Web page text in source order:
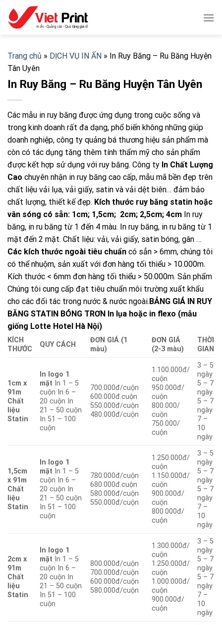
content
Trang chủ » DỊCH VỤ IN ẤN » In Ruy Băng – Ru Băng Huyện
Tân Uyên
In Ruy Băng – Ru Băng Huyện Tân Uyên
Các mẫu in ruy băng được ứng dụng trong cuộc sống và
trong kinh doanh rất đa dạng, phổ biến không những giúp
doanh nghiệp, công ty quảng bá thương hiệu sản phẩm mà
còn có tác dụng tăng thêm tính thẩm mỹ cho sản phẩm
được kết hợp sử dụng với ruy băng. Công ty In Chất Lượng
Cao chuyên nhận in ruy băng cao cấp, mẫu mã bền đẹp trên
chất liệu vải lụa, vải giấy, satin và vải dệt biên… đảm bảo
chất lượng, thiết kế đẹp. Kích thước ruy băng statin hoặc
vân sóng có sẵn: 1cm; 1,5cm; 2cm; 2,5cm; 4cm In ruy
băng, in ru băng từ 1 đến 4 màu. In ruy băng, in ru băng từ 1
mặt đến 2 mặt. Chất liệu: vải, vải giấy, satin bóng, gân …
Các kích thước ngoài tiêu chuẩn có sẳn > 6mm, chúng tôi
có thể nhuộm, sản xuất với đơn hàng tối thiểu > 10.000m.
Kích thước < 6mm đơn hàng tối thiểu > 50.000m. Sản phẩm
Chúng tôi cung cấp đạt tiêu chuẩn môi trường xuất khẩu
cho các đối tác trong nước & nước ngoài.BẢNG GIÁ IN RUY
BĂNG STATIN BÓNG TRƠN In lụa hoặc in flexo (mẫu
giống Lotte Hotel Hà Nội)
KÍCH
THƯỚC
QUY CÁCH
ĐƠN GIÁ (1
màu)
ĐƠN GIÁ
(2-3 màu)
THỜI
GIAN
1cm x
91m
Chất
liệu
Statin
In logo 1
mặt In 1 – 5
cuộn In 6 –
20 cuộn In
21 – 50 cuộn
In 51 – 100
cuộn
700.000đ/cuộn
600.000đ.cuộn
550.000đ/cuộn
480.000đ/cuộn
1.100.000đ/
cuộn
950.000đ/
cuộn
800.000/
cuộn
750.000/
cuộn
3 – 5
ngày
5 – 7
ngày
5 – 7
ngày
7 –
10
ngày
1,5cm
x 91m
Chất
liệu
Statin
In logo 1
mặt In 1 – 5
cuộn In 6 –
20 cuộn In
21 – 50 cuộn
In 51 – 100
cuộn
780.000đ/cuộn
680.000đ.cuộn
580.000đ/cuộn
550.000đ/cuộn
1.250.000đ/
cuộn
1.150.000đ/
cuộn
900.000đ/
cuộn
800.000đ/
cuộn
3 – 5
ngày
5 – 7
ngày
5 – 7
ngày
7 –
10
ngày
2cm x
91m
Chất
liệu
Statin
In logo 1
mặt In 1 – 5
cuộn In 6 –
20 cuộn In
21 – 50 cuộn
In 51 – 100
cuộn
800.000đ/cuộn
700.000đ/cuộn
600.000đ/cuộn
580.000đ/cuộn
1.300.000đ/
cuộn
1.250.000đ/
cuộn
1.000.000đ/
cuộn
900.000đ/
cuộn
3 – 5
ngày
5 – 7
ngày
5 – 7
ngày
7 –
10
ngày